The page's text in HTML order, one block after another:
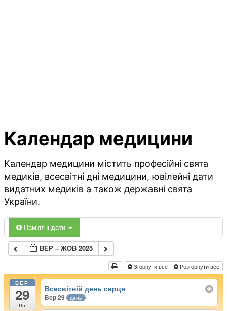
Календар медицини
Календар медицини містить професійні свята
медиків, всесвітні дні медицини, ювілейні дати
видатних медиків а також державні свята
України.
Пам'ятні дати
ВЕР – ЖОВ 2025
Згорнути все Розгорнути все
ВЕР
29
Пн
Всесвітній день серця
Вер 29 день